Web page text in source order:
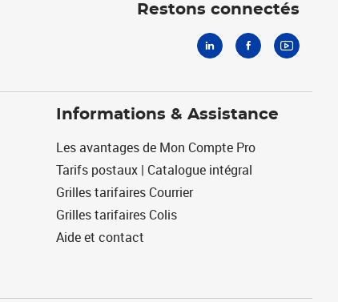
Restons connectés
Informations & Assistance
Les avantages de Mon Compte Pro
Tarifs postaux | Catalogue intégral
Grilles tarifaires Courrier
Grilles tarifaires Colis
Aide et contact